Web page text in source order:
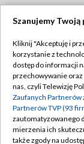
Abonament
Emisja w TVP
Centrum
Naziemna
Szanujemy
Kliknij "Akceptuję i
korzystanie z
dostęp do informacji
przechowywanie
nas, czyli Telewizję
Zaufanych Partnerów
Partnerów TVP (93
zautomatyzowanego
mierzenia ich
także zgody na